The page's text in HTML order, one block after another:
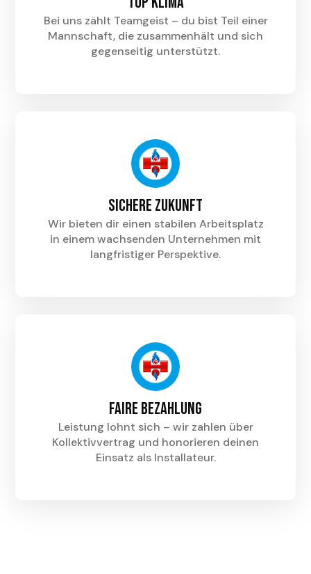
Bei uns zählt Teamgeist – du bist Teil einer
Mannschaft, die zusammenhält und sich
gegenseitig unterstützt.
Sichere Zukunft
Wir bieten dir einen stabilen Arbeitsplatz
in einem wachsenden Unternehmen mit
langfristiger Perspektive.
Faire Bezahlung
Leistung lohnt sich – wir zahlen über
Kollektivvertrag und honorieren deinen
Einsatz als Installateur.